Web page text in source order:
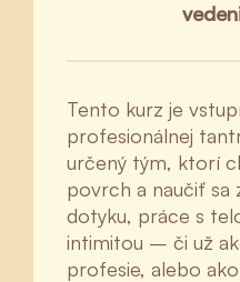
Tento kurz je
profesionálnej
určený tým, ktorí
povrch a naučiť sa
dotyku, práce s
intimitou – či už
profesie, alebo